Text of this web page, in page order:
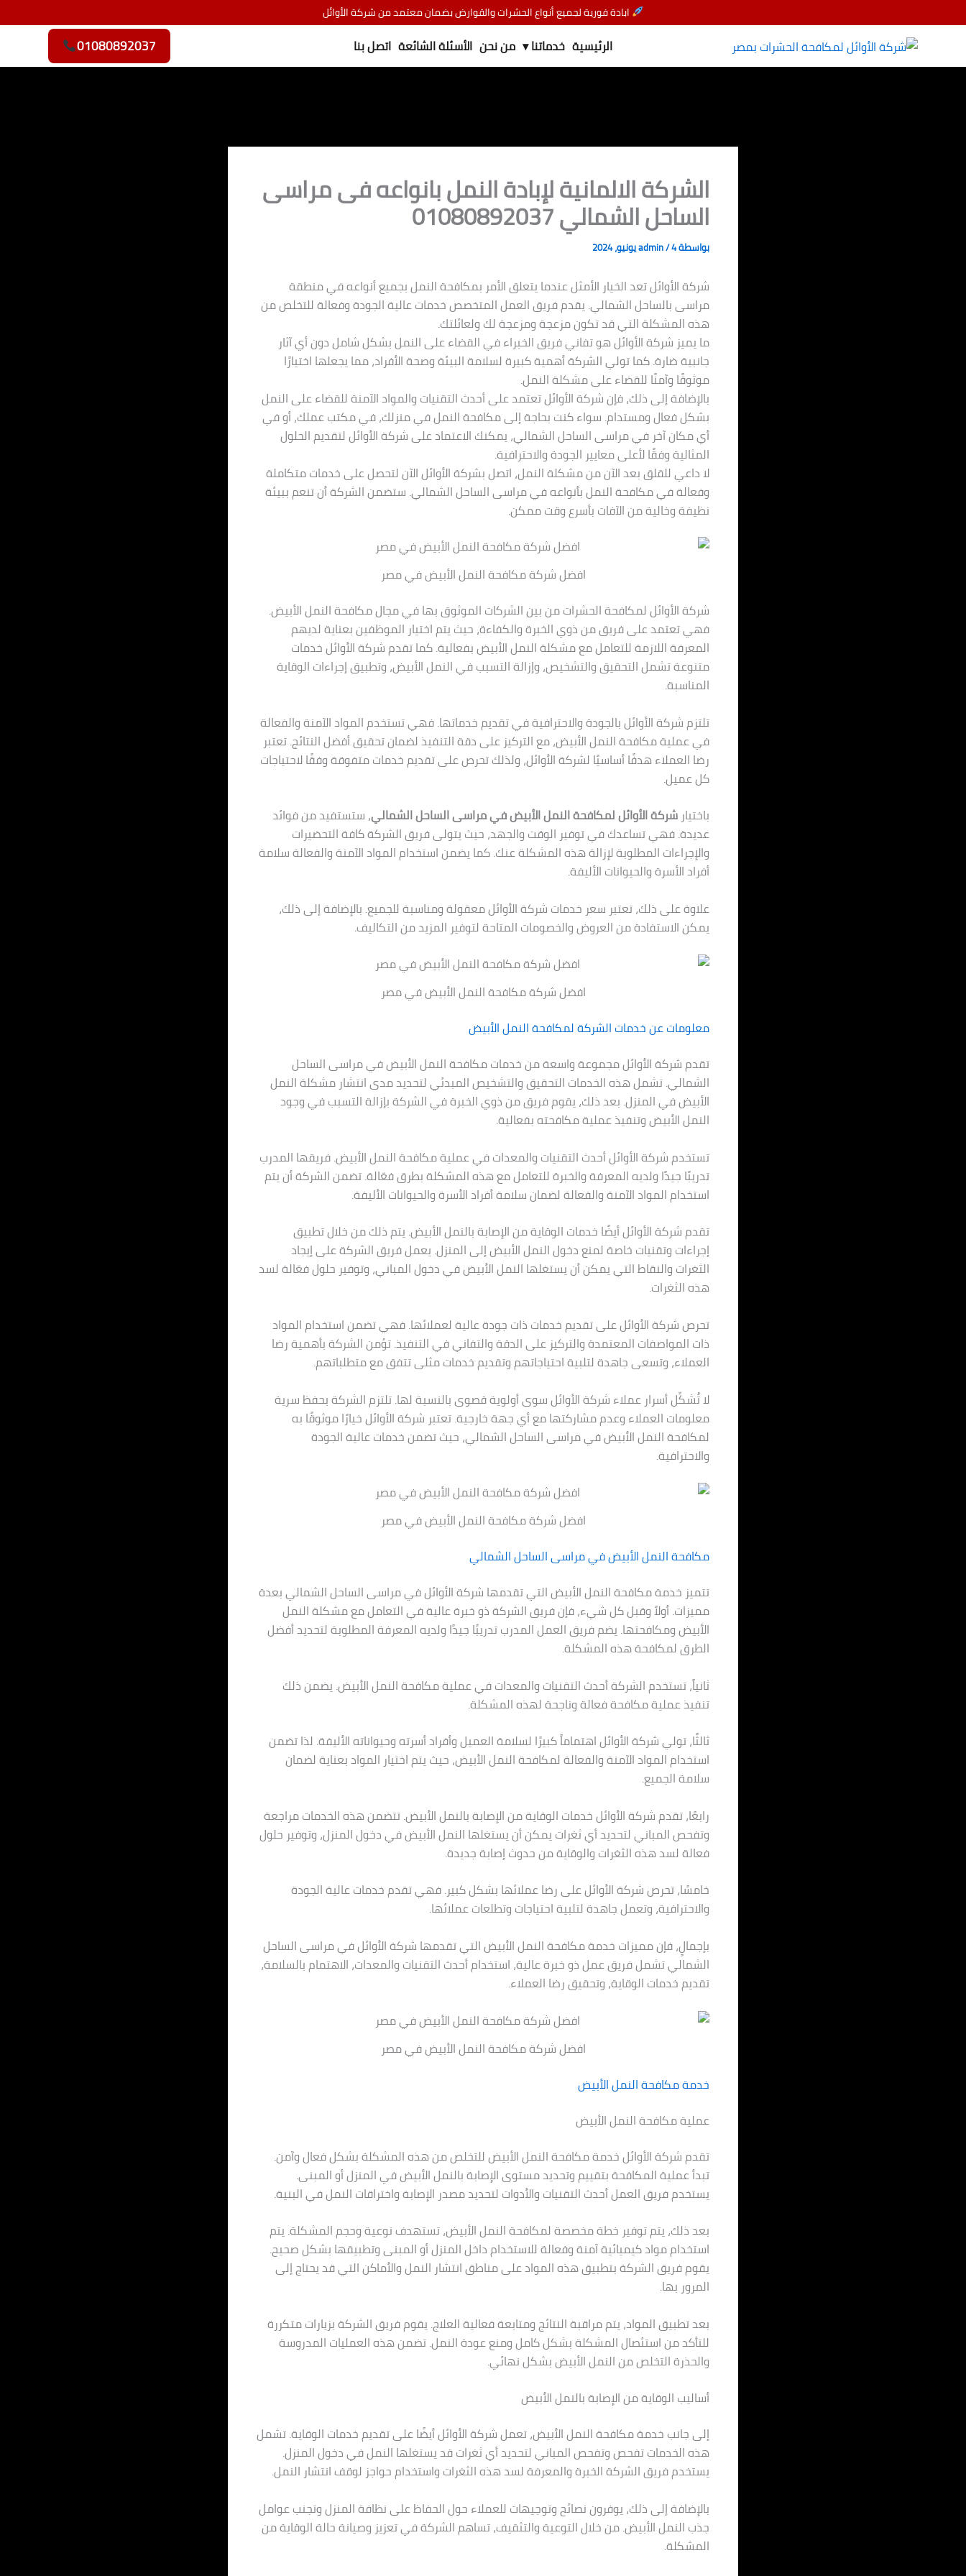
إلى
ابادة فورية لجميع أنواع الحشرات والقوارض بضمان معتمد من شركة الأوائل
الرئيسية خدماتنا ▾ من نحن الأسئلة الشائعة اتصل بنا 01080892037
الشركة الالمانية لإبادة النمل بانواعه فى مراسى
الساحل الشمالي 01080892037
بواسطة admin/4 يونيو، 2024
شركة الأوائل تعد الخيار الأمثل عندما يتعلق الأمر بمكافحة النمل بجميع أنواعه في منطقة
مراسى بالساحل الشمالي. يقدم فريق العمل المتخصص خدمات عالية الجودة وفعالة للتخلص من
هذه المشكلة التي قد تكون مزعجة ومزعجة لك ولعائلتك.
ما يميز شركة الأوائل هو تفاني فريق الخبراء في القضاء على النمل بشكل شامل دون أي آثار
جانبية ضارة. كما تولي الشركة أهمية كبيرة لسلامة البيئة وصحة الأفراد، مما يجعلها اختيارًا
موثوقًا وآمنًا للقضاء على مشكلة النمل.
بالإضافة إلى ذلك، فإن شركة الأوائل تعتمد على أحدث التقنيات والمواد الآمنة للقضاء على النمل
بشكل فعال ومستدام. سواء كنت بحاجة إلى مكافحة النمل في منزلك، في مكتب عملك، أو في
أي مكان آخر في مراسى الساحل الشمالي، يمكنك الاعتماد على شركة الأوائل لتقديم الحلول
المثالية وفقًا لأعلى معايير الجودة والاحترافية.
لا داعي للقلق بعد الآن من مشكلة النمل، اتصل بشركة الأوائل الآن لتحصل على خدمات متكاملة
وفعالة في مكافحة النمل بأنواعه في مراسى الساحل الشمالي. ستضمن الشركة أن تنعم ببيئة
نظيفة وخالية من الآفات بأسرع وقت ممكن.
افضل شركة مكافحة النمل الأبيض في مصر
شركة الأوائل لمكافحة الحشرات من بين الشركات الموثوق بها في مجال مكافحة النمل الأبيض.
فهي تعتمد على فريق من ذوي الخبرة والكفاءة، حيث يتم اختيار الموظفين بعناية لديهم
المعرفة اللازمة للتعامل مع مشكلة النمل الأبيض بفعالية. كما تقدم شركة الأوائل خدمات
متنوعة تشمل التحقيق والتشخيص، وإزالة التسبب في النمل الأبيض، وتطبيق إجراءات الوقاية
المناسبة.
تلتزم شركة الأوائل بالجودة والاحترافية في تقديم خدماتها. فهي تستخدم المواد الآمنة والفعالة
في عملية مكافحة النمل الأبيض، مع التركيز على دقة التنفيذ لضمان تحقيق أفضل النتائج. تعتبر
رضا العملاء هدفًا أساسيًا لشركة الأوائل، ولذلك تحرص على تقديم خدمات متفوقة وفقًا لاحتياجات
كل عميل.
باختيار شركة الأوائل لمكافحة النمل الأبيض في مراسى الساحل الشمالي، ستستفيد من فوائد
عديدة. فهي تساعدك في توفير الوقت والجهد، حيث يتولى فريق الشركة كافة التحضيرات
والإجراءات المطلوبة لإزالة هذه المشكلة عنك. كما يضمن استخدام المواد الآمنة والفعالة سلامة
أفراد الأسرة والحيوانات الأليفة.
علاوة على ذلك، تعتبر سعر خدمات شركة الأوائل معقولة ومناسبة للجميع. بالإضافة إلى ذلك،
يمكن الاستفادة من العروض والخصومات المتاحة لتوفير المزيد من التكاليف.
افضل شركة مكافحة النمل الأبيض في مصر
معلومات عن خدمات الشركة لمكافحة النمل الأبيض
تقدم شركة الأوائل مجموعة واسعة من خدمات مكافحة النمل الأبيض في مراسى الساحل
الشمالي. تشمل هذه الخدمات التحقيق والتشخيص المبدئي لتحديد مدى انتشار مشكلة النمل
الأبيض في المنزل. بعد ذلك، يقوم فريق من ذوي الخبرة في الشركة بإزالة التسبب في وجود
النمل الأبيض وتنفيذ عملية مكافحته بفعالية.
تستخدم شركة الأوائل أحدث التقنيات والمعدات في عملية مكافحة النمل الأبيض. فريقها المدرب
تدريبًا جيدًا ولديه المعرفة والخبرة للتعامل مع هذه المشكلة بطرق فعّالة. تضمن الشركة أن يتم
استخدام المواد الآمنة والفعالة لضمان سلامة أفراد الأسرة والحيوانات الأليفة.
تقدم شركة الأوائل أيضًا خدمات الوقاية من الإصابة بالنمل الأبيض. يتم ذلك من خلال تطبيق
إجراءات وتقنيات خاصة لمنع دخول النمل الأبيض إلى المنزل. يعمل فريق الشركة على إيجاد
الثغرات والنقاط التي يمكن أن يستغلها النمل الأبيض في دخول المباني، وتوفير حلول فعّالة لسد
هذه الثغرات.
تحرص شركة الأوائل على تقديم خدمات ذات جودة عالية لعملائها. فهي تضمن استخدام المواد
ذات المواصفات المعتمدة والتركيز على الدقة والتفاني في التنفيذ. تؤمن الشركة بأهمية رضا
العملاء، وتسعى جاهدة لتلبية احتياجاتهم وتقديم خدمات مثلى تتفق مع متطلباتهم.
لا تُشكِّل أسرار عملاء شركة الأوائل سوى أولوية قصوى بالنسبة لها. تلتزم الشركة بحفظ سرية
معلومات العملاء وعدم مشاركتها مع أي جهة خارجية. تعتبر شركة الأوائل خيارًا موثوقًا به
لمكافحة النمل الأبيض في مراسى الساحل الشمالي، حيث تضمن خدمات عالية الجودة
والاحترافية.
افضل شركة مكافحة النمل الأبيض في مصر
مكافحة النمل الأبيض في مراسى الساحل الشمالي
تتميز خدمة مكافحة النمل الأبيض التي تقدمها شركة الأوائل في مراسى الساحل الشمالي بعدة
مميزات. أولاً وقبل كل شيء، فإن فريق الشركة ذو خبرة عالية في التعامل مع مشكلة النمل
الأبيض ومكافحتها. يضم فريق العمل المدرب تدريبًا جيدًا ولديه المعرفة المطلوبة لتحديد أفضل
الطرق لمكافحة هذه المشكلة.
ثانياً، تستخدم الشركة أحدث التقنيات والمعدات في عملية مكافحة النمل الأبيض. يضمن ذلك
تنفيذ عملية مكافحة فعالة وناجحة لهذه المشكلة.
ثالثًا، تولي شركة الأوائل اهتماماً كبيرًا لسلامة العميل وأفراد أسرته وحيواناته الأليفة. لذا تضمن
استخدام المواد الآمنة والفعالة لمكافحة النمل الأبيض، حيث يتم اختيار المواد بعناية لضمان
سلامة الجميع.
رابعًا، تقدم شركة الأوائل خدمات الوقاية من الإصابة بالنمل الأبيض. تتضمن هذه الخدمات مراجعة
وتفحص المباني لتحديد أي ثغرات يمكن أن يستغلها النمل الأبيض في دخول المنزل، وتوفير حلول
فعالة لسد هذه الثغرات والوقاية من حدوث إصابة جديدة.
خامسًا، تحرص شركة الأوائل على رضا عملائها بشكل كبير. فهي تقدم خدمات عالية الجودة
والاحترافية، وتعمل جاهدة لتلبية احتياجات وتطلعات عملائها.
بإجمالٍ، فإن مميزات خدمة مكافحة النمل الأبيض التي تقدمها شركة الأوائل في مراسى الساحل
الشمالي تشمل فريق عمل ذو خبرة عالية، استخدام أحدث التقنيات والمعدات، الاهتمام بالسلامة،
تقديم خدمات الوقاية، وتحقيق رضا العملاء.
افضل شركة مكافحة النمل الأبيض في مصر
خدمة مكافحة النمل الأبيض
عملية مكافحة النمل الأبيض
تقدم شركة الأوائل خدمة مكافحة النمل الأبيض للتخلص من هذه المشكلة بشكل فعال وآمن.
تبدأ عملية المكافحة بتقييم وتحديد مستوى الإصابة بالنمل الأبيض في المنزل أو المبنى.
يستخدم فريق العمل أحدث التقنيات والأدوات لتحديد مصدر الإصابة واختراقات النمل في البنية.
بعد ذلك، يتم توفير خطة مخصصة لمكافحة النمل الأبيض، تستهدف نوعية وحجم المشكلة. يتم
استخدام مواد كيميائية آمنة وفعالة للاستخدام داخل المنزل أو المبنى وتطبيقها بشكل صحيح.
يقوم فريق الشركة بتطبيق هذه المواد على مناطق انتشار النمل والأماكن التي قد يحتاج إلى
المرور بها.
بعد تطبيق المواد، يتم مراقبة النتائج ومتابعة فعالية العلاج. يقوم فريق الشركة بزيارات متكررة
للتأكد من استئصال المشكلة بشكل كامل ومنع عودة النمل. تضمن هذه العمليات المدروسة
والحذرة التخلص من النمل الأبيض بشكل نهائي.
أساليب الوقاية من الإصابة بالنمل الأبيض
إلى جانب خدمة مكافحة النمل الأبيض، تعمل شركة الأوائل أيضًا على تقديم خدمات الوقاية. تشمل
هذه الخدمات تفحص وتفحص المباني لتحديد أي ثغرات قد يستغلها النمل في دخول المنزل.
يستخدم فريق الشركة الخبرة والمعرفة لسد هذه الثغرات واستخدام حواجز لوقف انتشار النمل.
بالإضافة إلى ذلك، يوفرون نصائح وتوجيهات للعملاء حول الحفاظ على نظافة المنزل وتجنب عوامل
جذب النمل الأبيض. من خلال التوعية والتثقيف، تساهم الشركة في تعزيز وصيانة حالة الوقاية من
المشكلة.